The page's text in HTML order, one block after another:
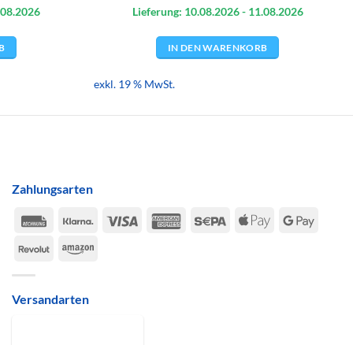
2026 Lieferung: 10.08.2026- 11.08.2026
IN DEN WARENKORB
exkl. 19 % MwSt.
Zahlungsarten
Rechung
Klarna Visa
American Sepa
Apple
Google
RevolutAmazon
Versandarten